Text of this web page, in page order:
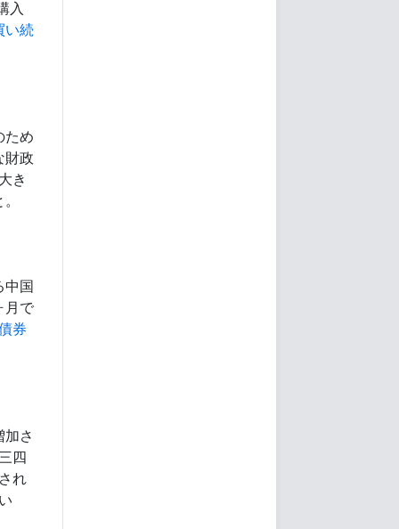
入
い続
ため
財政
き
中国
月で
券
加さ
四
れ